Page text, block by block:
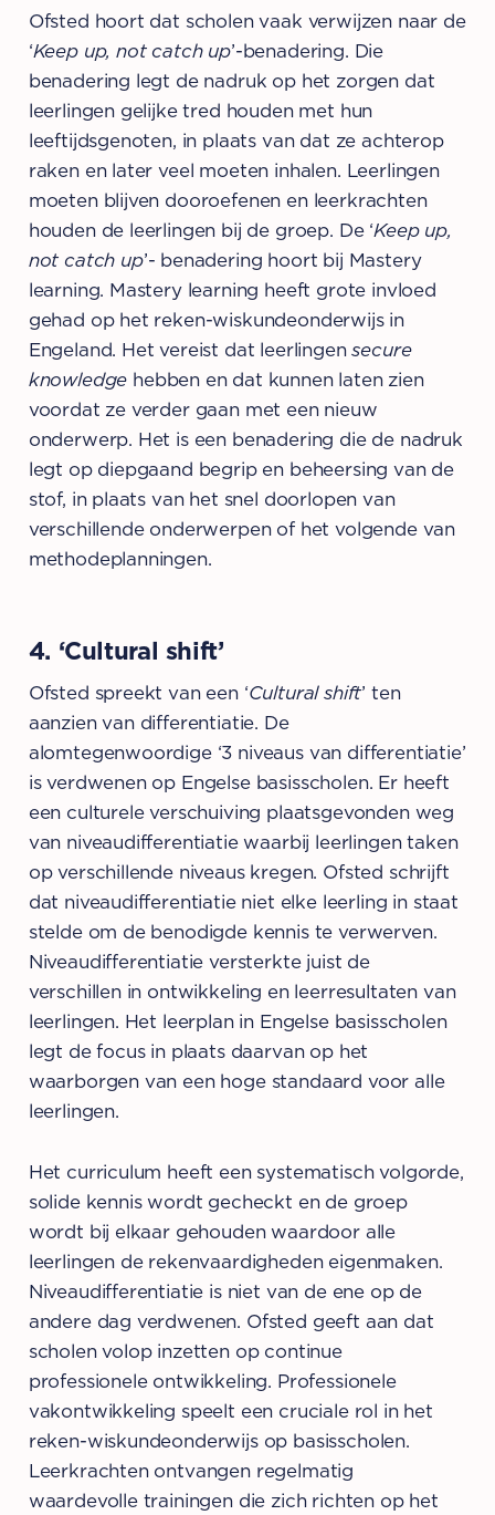
Ofsted hoort dat scholen vaak verwijzen naar de
‘Keep up, not catch up’-benadering. Die
benadering legt de nadruk op het zorgen dat
leerlingen gelijke tred houden met hun
leeftijdsgenoten, in plaats van dat ze achterop
raken en later veel moeten inhalen. Leerlingen
moeten blijven dooroefenen en leerkrachten
houden de leerlingen bij de groep. De ‘Keep up,
not catch up’- benadering hoort bij Mastery
learning. Mastery learning heeft grote invloed
gehad op het reken-wiskundeonderwijs in
Engeland. Het vereist dat leerlingensecure
knowledge hebben en dat kunnen laten zien
voordat ze verder gaan met een nieuw
onderwerp. Het is een benadering die de nadruk
legt op diepgaand begrip en beheersing van de
stof, in plaats van het snel doorlopen van
verschillende onderwerpen of het volgende van
methodeplanningen.
4. ‘Cultural shift’
Ofsted spreekt van een ‘Cultural shift’ ten
aanzien van differentiatie. De
alomtegenwoordige ‘3 niveaus van differentiatie’
is verdwenen op Engelse basisscholen. Er heeft
een culturele verschuiving plaatsgevonden weg
van niveaudifferentiatie waarbij leerlingen taken
op verschillende niveaus kregen. Ofsted schrijft
dat niveaudifferentiatie niet elke leerling in staat
stelde om de benodigde kennis te verwerven.
Niveaudifferentiatie versterkte juist de
verschillen in ontwikkeling en leerresultaten van
leerlingen. Het leerplan in Engelse basisscholen
legt de focus in plaats daarvan op het
waarborgen van een hoge standaard voor alle
leerlingen.
Het curriculum heeft een systematisch volgorde,
solide kennis wordt gecheckt en de groep
wordt bij elkaar gehouden waardoor alle
leerlingen de rekenvaardigheden eigenmaken.
Niveaudifferentiatie is niet van de ene op de
andere dag verdwenen. Ofsted geeft aan dat
scholen volop inzetten op continue
professionele ontwikkeling. Professionele
vakontwikkeling speelt een cruciale rol in het
reken-wiskundeonderwijs op basisscholen.
Leerkrachten ontvangen regelmatig
waardevolle trainingen die zich richten op het